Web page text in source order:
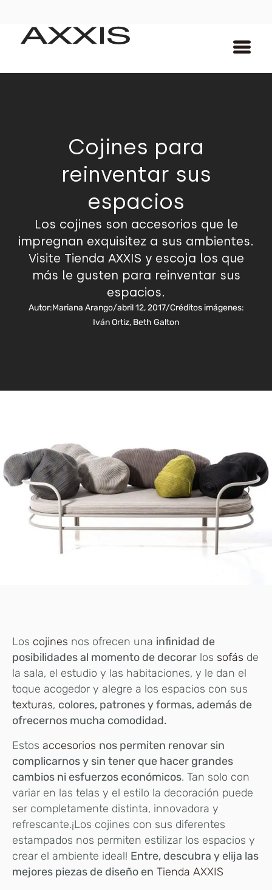
Cojines para
reinventar sus
espacios
Los cojines son accesorios que le
impregnan exquisitez a sus ambientes.
Visite Tienda AXXIS y escoja los que
más le gusten para reinventar sus
espacios.
Autor:Mariana Arango/abril 12, 2017/Créditos imágenes:
Iván Ortiz, Beth Galton
Los cojines nos ofrecen una infinidad de
posibilidades al momento de decorar los sofás de
la sala, el estudio y las habitaciones, y le dan el
toque acogedor y alegre a los espacios con sus
texturas, colores, patrones y formas, además de
ofrecernos mucha comodidad.
Estos accesorios nos permiten renovar sin
complicarnos y sin tener que hacer grandes
cambios ni esfuerzos económicos. Tan solo con
variar en las telas y el estilo la decoración puede
ser completamente distinta, innovadora y
refrescante.¡Los cojines con sus diferentes
estampados nos permiten estilizar los espacios y
crear el ambiente ideal! Entre, descubra y elija las
mejores piezas de diseño en Tienda AXXIS